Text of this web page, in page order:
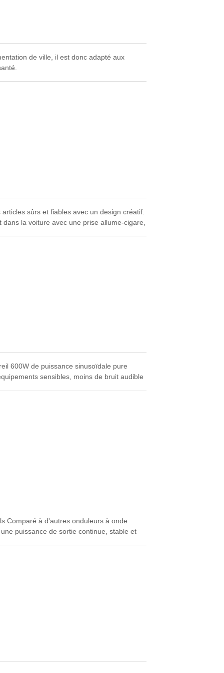
de ville, il est donc adapté aux
sûrs et fiables avec un design créatif.
la voiture avec une prise allume-cigare,
600W de puissance sinusoïdale pure
sensibles, moins de bruit audible
Comparé à d'autres onduleurs à onde
puissance de sortie continue, stable et